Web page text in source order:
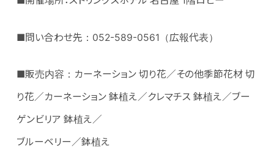
■問い合わせ先：052-589-0561（広報代表）
■販売内容：カーネーション 切り花／その他季節花材 切
り花／カーネーション 鉢植え／クレマチス 鉢植え／ブー
ゲンビリア 鉢植え／
ブルーベリー／鉢植え